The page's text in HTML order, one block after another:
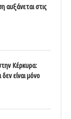
αυξάνεται στις
Κέρκυρα:
είναι μόνο